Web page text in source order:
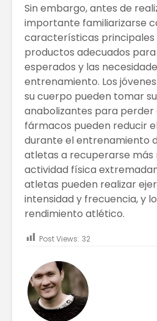
Sin embargo, antes de
importante familiarizarse
características principales
productos adecuados
esperados y las
entrenamiento. Los
su cuerpo pueden tomar
anabolizantes para perder
fármacos pueden reducir
durante el entrenamiento
atletas a recuperarse más
actividad física
atletas pueden realizar
intensidad y frecuencia, y
rendimiento atlético.
Post Views: 32